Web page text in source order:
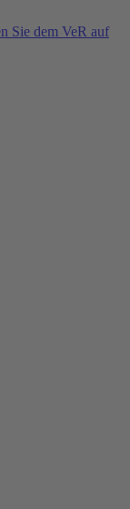
Sie dem VeR auf